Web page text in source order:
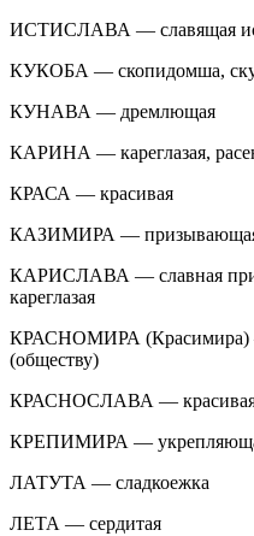
ИСТИСЛАВА — славящая
КУКОБА — скопидомша,
КУНАВА — дремлющая
КАРИНА — кареглазая,
КРАСА — красивая
КАЗИМИРА — призывающая
КАРИСЛАВА — славная
кареглазая
КРАСНОМИРА (Красимира)
(обществу)
КРАСНОСЛАВА — красивая
КРЕПИМИРА —
ЛАТУТА — сладкоежка
ЛЕТА — сердитая